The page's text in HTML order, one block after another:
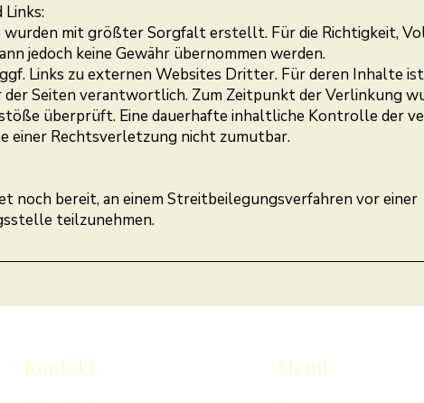
wurden mit größter Sorgfalt erstellt. Für die Richtigkeit,
jedoch keine Gewähr übernommen werden.
Links zu externen Websites Dritter. Für deren Inhalte
Seiten verantwortlich. Zum Zeitpunkt der Verlinkung
überprüft. Eine dauerhafte inhaltliche Kontrolle der
einer Rechtsverletzung nicht zumutbar.
noch bereit, an einem Streitbeilegungsverfahren vor einer
teilzunehmen.
Kontakt Menü